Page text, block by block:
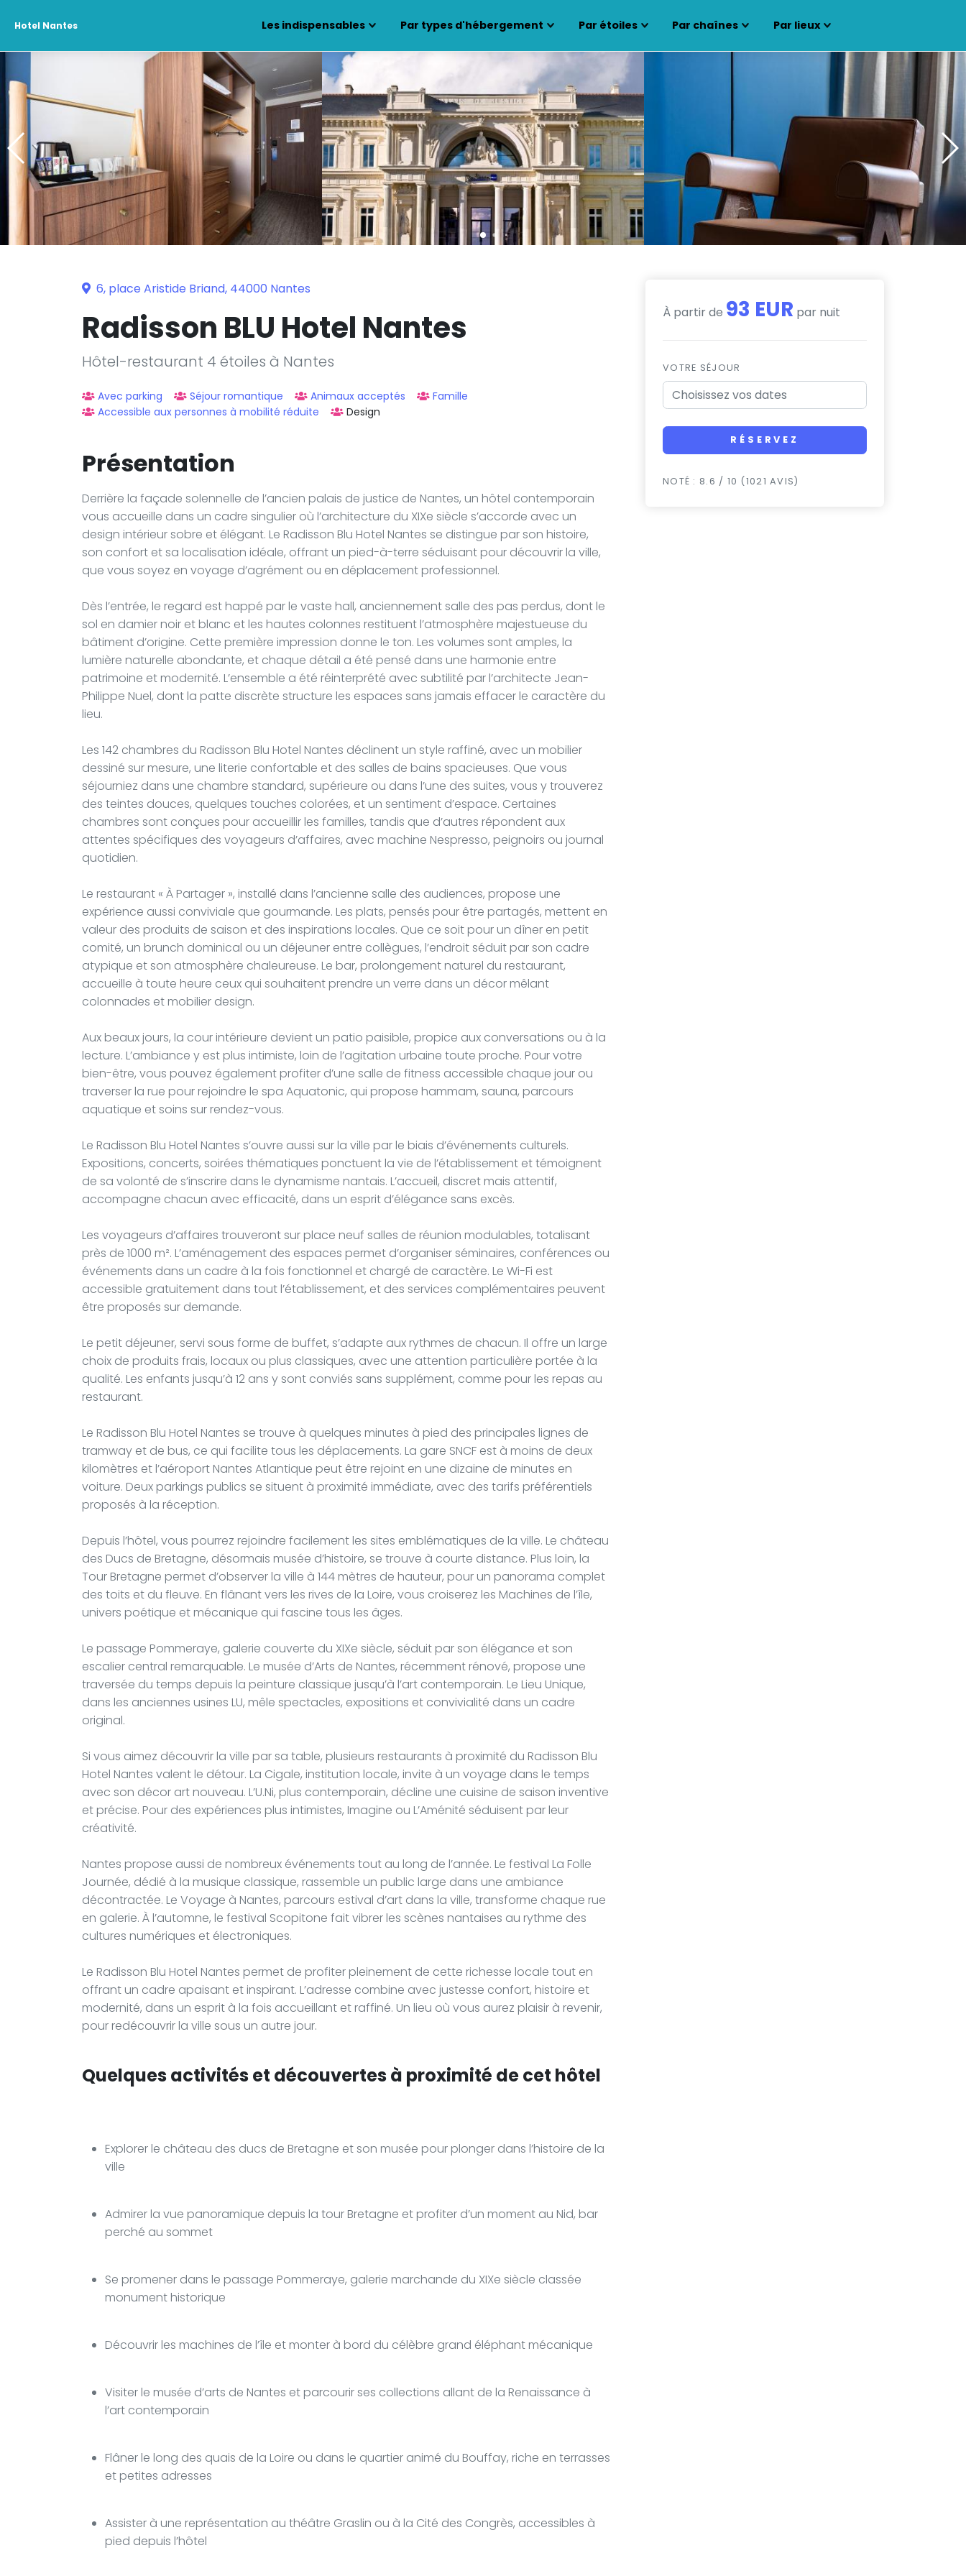
Hotel Nantes Les indispensables Par types d'hébergement Par étoiles Par chaînes Par lieux
6, place Aristide Briand, 44000 Nantes
Radisson BLU Hotel Nantes
Hôtel-restaurant 4 étoiles à Nantes
Avec parking Séjour romantique Animaux acceptés
Famille
Accessible aux personnes à mobilité réduite
Design
Présentation
Derrière la façade solennelle de l’ancien palais de justice de Nantes, un hôtel contemporain
vous accueille dans un cadre singulier où l’architecture du XIXe siècle s’accorde avec un
design intérieur sobre et élégant. Le Radisson Blu Hotel Nantes se distingue par son histoire,
son confort et sa localisation idéale, offrant un pied-à-terre séduisant pour découvrir la ville,
que vous soyez en voyage d’agrément ou en déplacement professionnel.
Dès l’entrée, le regard est happé par le vaste hall, anciennement salle des pas perdus, dont le
sol en damier noir et blanc et les hautes colonnes restituent l’atmosphère majestueuse du
bâtiment d’origine. Cette première impression donne le ton. Les volumes sont amples, la
lumière naturelle abondante, et chaque détail a été pensé dans une harmonie entre
patrimoine et modernité. L’ensemble a été réinterprété avec subtilité par l’architecte Jean-
Philippe Nuel, dont la patte discrète structure les espaces sans jamais effacer le caractère du
lieu.
Les 142 chambres du Radisson Blu Hotel Nantes déclinent un style raffiné, avec un mobilier
dessiné sur mesure, une literie confortable et des salles de bains spacieuses. Que vous
séjourniez dans une chambre standard, supérieure ou dans l’une des suites, vous y trouverez
des teintes douces, quelques touches colorées, et un sentiment d’espace. Certaines
chambres sont conçues pour accueillir les familles, tandis que d’autres répondent aux
attentes spécifiques des voyageurs d’affaires, avec machine Nespresso, peignoirs ou journal
quotidien.
Le restaurant « À Partager », installé dans l’ancienne salle des audiences, propose une
expérience aussi conviviale que gourmande. Les plats, pensés pour être partagés, mettent en
valeur des produits de saison et des inspirations locales. Que ce soit pour un dîner en petit
comité, un brunch dominical ou un déjeuner entre collègues, l’endroit séduit par son cadre
atypique et son atmosphère chaleureuse. Le bar, prolongement naturel du restaurant,
accueille à toute heure ceux qui souhaitent prendre un verre dans un décor mêlant
colonnades et mobilier design.
Aux beaux jours, la cour intérieure devient un patio paisible, propice aux conversations ou à la
lecture. L’ambiance y est plus intimiste, loin de l’agitation urbaine toute proche. Pour votre
bien-être, vous pouvez également profiter d’une salle de fitness accessible chaque jour ou
traverser la rue pour rejoindre le spa Aquatonic, qui propose hammam, sauna, parcours
aquatique et soins sur rendez-vous.
Le Radisson Blu Hotel Nantes s’ouvre aussi sur la ville par le biais d’événements culturels.
Expositions, concerts, soirées thématiques ponctuent la vie de l’établissement et témoignent
de sa volonté de s’inscrire dans le dynamisme nantais. L’accueil, discret mais attentif,
accompagne chacun avec efficacité, dans un esprit d’élégance sans excès.
Les voyageurs d’affaires trouveront sur place neuf salles de réunion modulables, totalisant
près de 1000 m². L’aménagement des espaces permet d’organiser séminaires, conférences ou
événements dans un cadre à la fois fonctionnel et chargé de caractère. Le Wi-Fi est
accessible gratuitement dans tout l’établissement, et des services complémentaires peuvent
être proposés sur demande.
Le petit déjeuner, servi sous forme de buffet, s’adapte aux rythmes de chacun. Il offre un large
choix de produits frais, locaux ou plus classiques, avec une attention particulière portée à la
qualité. Les enfants jusqu’à 12 ans y sont conviés sans supplément, comme pour les repas au
restaurant.
Le Radisson Blu Hotel Nantes se trouve à quelques minutes à pied des principales lignes de
tramway et de bus, ce qui facilite tous les déplacements. La gare SNCF est à moins de deux
kilomètres et l’aéroport Nantes Atlantique peut être rejoint en une dizaine de minutes en
voiture. Deux parkings publics se situent à proximité immédiate, avec des tarifs préférentiels
proposés à la réception.
Depuis l’hôtel, vous pourrez rejoindre facilement les sites emblématiques de la ville. Le château
des Ducs de Bretagne, désormais musée d’histoire, se trouve à courte distance. Plus loin, la
Tour Bretagne permet d’observer la ville à 144 mètres de hauteur, pour un panorama complet
des toits et du fleuve. En flânant vers les rives de la Loire, vous croiserez les Machines de l’île,
univers poétique et mécanique qui fascine tous les âges.
Le passage Pommeraye, galerie couverte du XIXe siècle, séduit par son élégance et son
escalier central remarquable. Le musée d’Arts de Nantes, récemment rénové, propose une
traversée du temps depuis la peinture classique jusqu’à l’art contemporain. Le Lieu Unique,
dans les anciennes usines LU, mêle spectacles, expositions et convivialité dans un cadre
original.
Si vous aimez découvrir la ville par sa table, plusieurs restaurants à proximité du Radisson Blu
Hotel Nantes valent le détour. La Cigale, institution locale, invite à un voyage dans le temps
avec son décor art nouveau. L’U.Ni, plus contemporain, décline une cuisine de saison inventive
et précise. Pour des expériences plus intimistes, Imagine ou L’Aménité séduisent par leur
créativité.
Nantes propose aussi de nombreux événements tout au long de l’année. Le festival La Folle
Journée, dédié à la musique classique, rassemble un public large dans une ambiance
décontractée. Le Voyage à Nantes, parcours estival d’art dans la ville, transforme chaque rue
en galerie. À l’automne, le festival Scopitone fait vibrer les scènes nantaises au rythme des
cultures numériques et électroniques.
Le Radisson Blu Hotel Nantes permet de profiter pleinement de cette richesse locale tout en
offrant un cadre apaisant et inspirant. L’adresse combine avec justesse confort, histoire et
modernité, dans un esprit à la fois accueillant et raffiné. Un lieu où vous aurez plaisir à revenir,
pour redécouvrir la ville sous un autre jour.
Quelques activités et découvertes à proximité de cet hôtel
Explorer le château des ducs de Bretagne et son musée pour plonger dans l’histoire de la
ville
Admirer la vue panoramique depuis la tour Bretagne et profiter d’un moment au Nid, bar
perché au sommet
Se promener dans le passage Pommeraye, galerie marchande du XIXe siècle classée
monument historique
Découvrir les machines de l’île et monter à bord du célèbre grand éléphant mécanique
Visiter le musée d’arts de Nantes et parcourir ses collections allant de la Renaissance à
l’art contemporain
Flâner le long des quais de la Loire ou dans le quartier animé du Bouffay, riche en terrasses
et petites adresses
Assister à une représentation au théâtre Graslin ou à la Cité des Congrès, accessibles à
pied depuis l’hôtel
À partir de 93 EUR par nuit
VOTRE SÉJOUR
RÉSERVEZ
NOTÉ : 8.6 / 10 (1021 AVIS)